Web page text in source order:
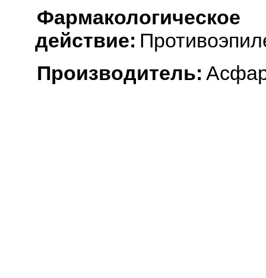
Фармакологическое
действие:
Производитель: